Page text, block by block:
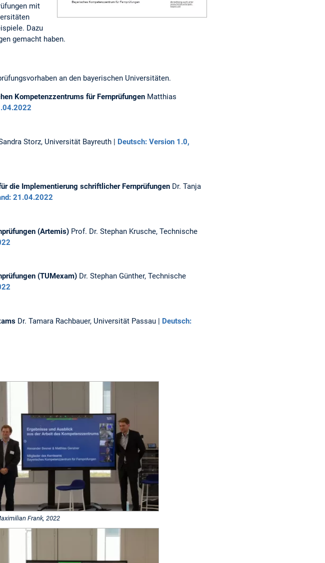
mit
Dazu
gemacht haben.
an den bayerischen Universitäten.
Kompetenzzentrums für Fernprüfungen Matthias
Storz, Universität Bayreuth | Deutsch: Version 1.0,
die Implementierung schriftlicher Fernprüfungen Dr. Tanja
21.04.2022
(Artemis) Prof. Dr. Stephan Krusche, Technische
(TUMexam) Dr. Stephan Günther, Technische
Dr. Tamara Rachbauer, Universität Passau | Deutsch:
Frank, 2022